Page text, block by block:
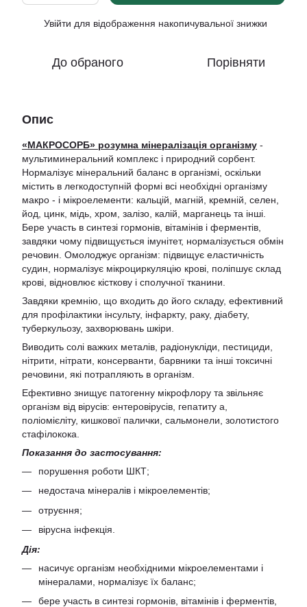
Увійти для відображення накопичувальної знижки
До обраного Порівняти
Опис
«МАКРОСОРБ» розумна мінералізація організму -
мультиминеральний комплекс і природний сорбент.
Нормалізує мінеральний баланс в організмі, оскільки
містить в легкодоступній формі всі необхідні організму
макро - і мікроелементи: кальцій, магній, кремній, селен,
йод, цинк, мідь, хром, залізо, калій, марганець та інші.
Бере участь в синтезі гормонів, вітамінів і ферментів,
завдяки чому підвищується імунітет, нормалізується обмін
речовин. Омолоджує організм: підвищує еластичність
судин, нормалізує мікроциркуляцію крові, поліпшує склад
крові, відновлює кісткову і сполучної тканини.
Завдяки кремнію, що входить до його складу, ефективний
для профілактики інсульту, інфаркту, раку, діабету,
туберкульозу, захворювань шкіри.
Виводить солі важких металів, радіонукліди, пестициди,
нітрити, нітрати, консерванти, барвники та інші токсичні
речовини, які потрапляють в організм.
Ефективно знищує патогенну мікрофлору та звільняє
організм від вірусів: ентеровірусів, гепатиту а,
поліомієліту, кишкової палички, сальмонели, золотистого
стафілокока.
Показання до застосування:
порушення роботи ШКТ;
недостача мінералів і мікроелементів;
отруєння;
вірусна інфекція.
Дія:
насичує організм необхідними мікроелементами і
мінералами, нормалізує їх баланс;
бере участь в синтезі гормонів, вітамінів і ферментів,